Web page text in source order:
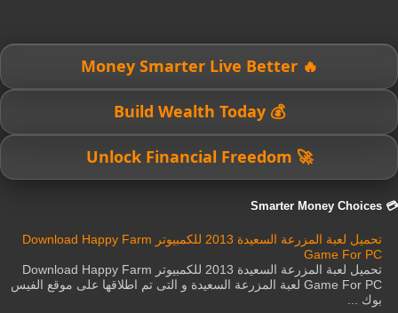
🔥 Money Smarter Live Better
💰 Build Wealth Today
🚀 Unlock Financial Freedom
💳 Smarter Money Choices
تحميل لعبة المزرعة السعيدة 2013 للكمبيوتر Download Happy Farm
Game For PC
تحميل لعبة المزرعة السعيدة 2013 للكمبيوتر Download Happy Farm
Game For PC لعبة المزرعة السعيدة و التى تم اطلاقها على موقع الفيس
بوك ...